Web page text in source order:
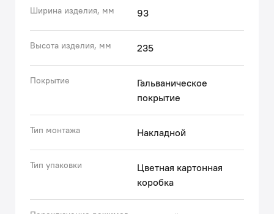
Ширина изделия, мм 93
Высота изделия, мм 235
Покрытие
Гальваническое
покрытие
Тип монтажа Накладной
Тип упаковки
Цветная картонная
коробка